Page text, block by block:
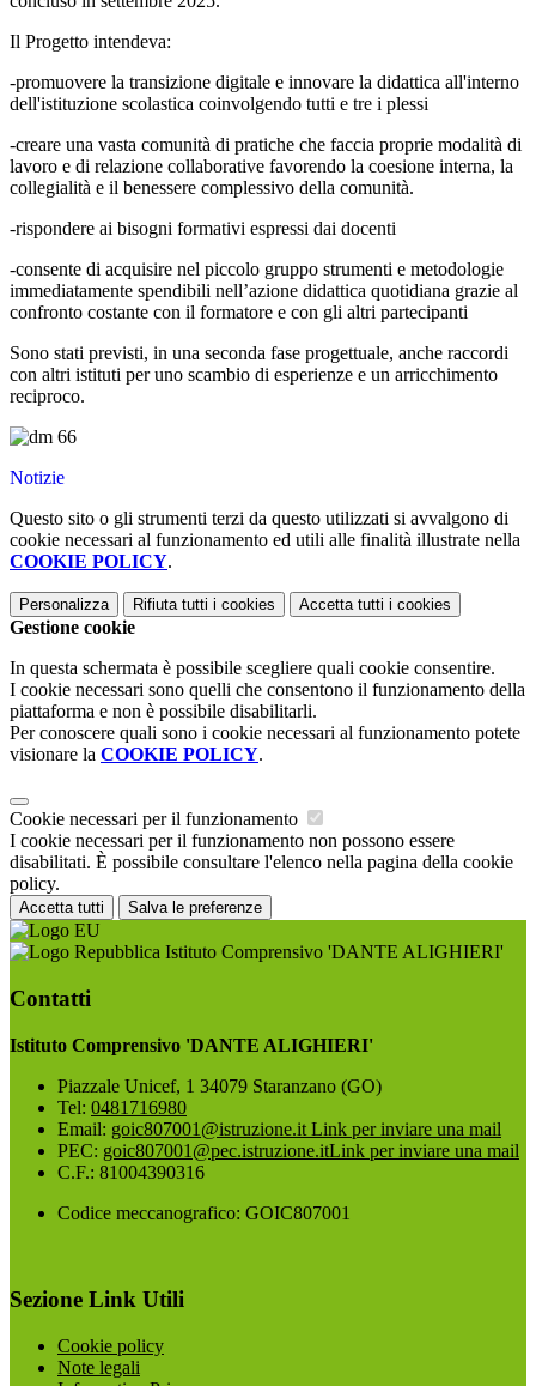
Il Progetto intendeva:
-promuovere la transizione digitale e innovare la didattica all'interno
dell'istituzione scolastica coinvolgendo tutti e tre i plessi
-creare una vasta comunità di pratiche che faccia proprie modalità di
lavoro e di relazione collaborative favorendo la coesione interna, la
collegialità e il benessere complessivo della comunità.
-rispondere ai bisogni formativi espressi dai docenti
-consente di acquisire nel piccolo gruppo strumenti e metodologie
immediatamente spendibili nell’azione didattica quotidiana grazie al
confronto costante con il formatore e con gli altri partecipanti
Sono stati previsti, in una seconda fase progettuale, anche raccordi
con altri istituti per uno scambio di esperienze e un arricchimento
reciproco.
Notizie
Questo sito o gli strumenti terzi da questo utilizzati si avvalgono di
cookie necessari al funzionamento ed utili alle finalità illustrate nella
COOKIE POLICY.
Personalizza Rifiuta tutti i cookies Accetta tutti i cookies
Gestione cookie
In questa schermata è possibile scegliere quali cookie consentire.
I cookie necessari sono quelli che consentono il funzionamento della
piattaforma e non è possibile disabilitarli.
Per conoscere quali sono i cookie necessari al funzionamento potete
visionare la COOKIE POLICY.
Cookie necessari per il funzionamento
I cookie necessari per il funzionamento non possono essere
disabilitati. È possibile consultare l'elenco nella pagina della cookie
policy.
Accetta tutti Salva le preferenze
Istituto Comprensivo 'DANTE ALIGHIERI'
Contatti
Istituto Comprensivo 'DANTE ALIGHIERI'
Piazzale Unicef, 1 34079 Staranzano (GO)
Tel: 0481716980
Email: goic807001@istruzione.it Link per inviare una mail
PEC: goic807001@pec.istruzione.itLink per inviare una mail
C.F.: 81004390316
Codice meccanografico: GOIC807001
Sezione Link Utili
Cookie policy
Note legali